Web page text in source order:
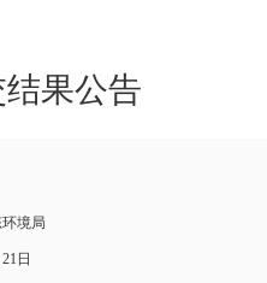
果公告
境局
日